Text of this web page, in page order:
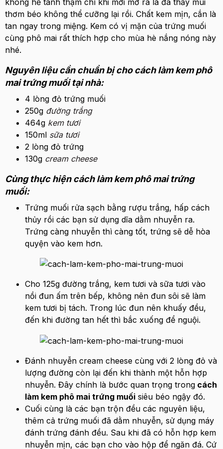
thơm béo không thể cưỡng lại rồi. Chất kem mịn, cắn là
tan ngay trong miệng. Kem có vị mặn của trứng muối
cùng phô mai rất thích hợp cho mùa hè nắng nóng này
nhé.
Nguyên liệu cần chuẩn bị cho cách làm kem phô
mai trứng muối tại nhà:
4 lòng đỏ trứng muối
250g đường trắng
464g kem tươi
150ml sữa tươi
2 lòng đỏ trứng
130g cream cheese
Cùng thực hiện cách làm kem phô mai trứng
muối:
Trứng muối rửa sạch bằng rượu trắng, hấp cách
thủy rồi các bạn sử dụng dĩa dằm nhuyễn ra.
Trứng càng nhuyễn thì càng tốt, trứng sẽ dễ hòa
quyện vào kem hơn.
Cho 125g đường trắng, kem tươi và sữa tươi vào
nồi đun ấm trên bếp, không nên đun sôi sẽ làm
kem tươi bị tách. Trong lúc đun nên khuấy đều,
đến khi đường tan hết thì bắc xuống để nguội.
Đánh nhuyễn cream cheese cùng với 2 lòng đỏ và
lượng đường còn lại đến khi thành một hỗn hợp
nhuyễn. Đây chính là bước quan trọng trong cách
làm kem phô mai trứng muối siêu béo ngậy đó.
Cuối cùng là các bạn trộn đều các nguyên liệu,
thêm cả trứng muối đã dằm nhuyễn, sử dụng máy
đánh trứng đánh đều. Sau khi đã có hỗn hợp kem
nhuyễn mịn, các bạn cho vào hộp để ngăn đá. Cứ